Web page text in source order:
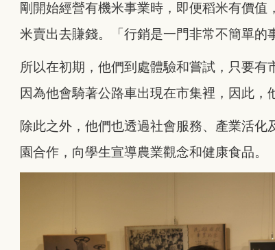
剛開始經營有機米事業時，即便稻米有價
米賣出去賺錢。「行銷是一門非常不簡單的
所以在初期，他們到處體驗和嘗試，只要有
因為他會騎著公路車出現在市集裡，因此，
除此之外，他們也透過社會服務、產業活
園合作，向學生宣導農業觀念和健康食品。